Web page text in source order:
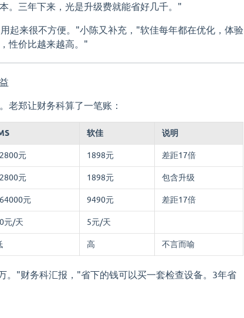
。三年下来，光是升级费就能省好几千。"
起来很不方便。"小陈又补充，"软佳每年都在优化，体验
性价比越来越高。"
老郑让财务科算了一笔账：
软佳 说明
元 1898元 差距17倍
元 1898元 包含升级
元 9490元 差距17倍
元/天 5元/天
高 不言而喻
。"财务科汇报，"省下的钱可以买一套检查设备。3年省